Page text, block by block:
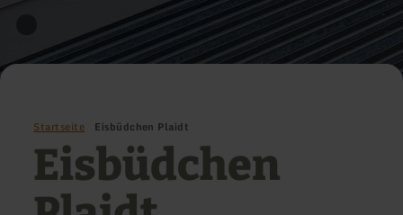
Startseite Eisbüdchen Plaidt
Eisbüdchen